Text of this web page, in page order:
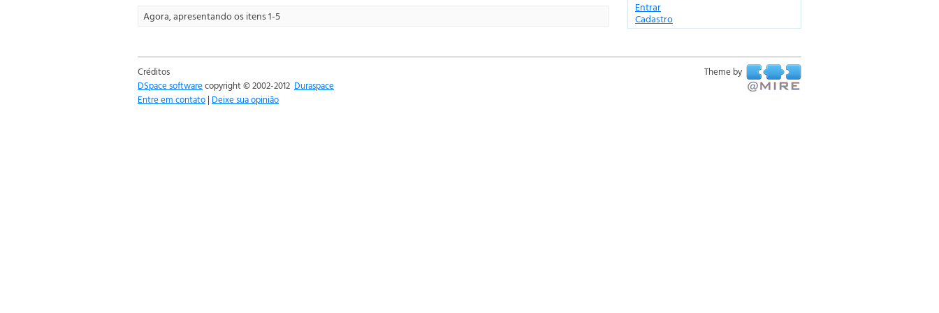
Agora, apresentando os itens 1-5
Entrar
Cadastro
Créditos
DSpace softwarecopyright © 2002-2012 Duraspace
Theme by
Entre em contato | Deixe sua opinião